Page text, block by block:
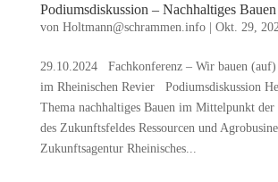
Podiumsdiskussion – Nachhaltiges Bauen
von Holtmann@schrammen.info| Okt. 29,
29.10.2024 Fachkonferenz – Wir bauen
im Rheinischen Revier Podiumsdiskussion
Thema nachhaltiges Bauen im Mittelpunkt der
des Zukunftsfeldes Ressourcen und
Zukunftsagentur Rheinisches...